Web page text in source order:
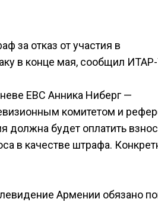
за отказ от участия в
в конце мая, сообщил
ЕВС Анника Ниберг —
комитетом и
должна будет оплатить
в качестве штрафа.
Армении обязано